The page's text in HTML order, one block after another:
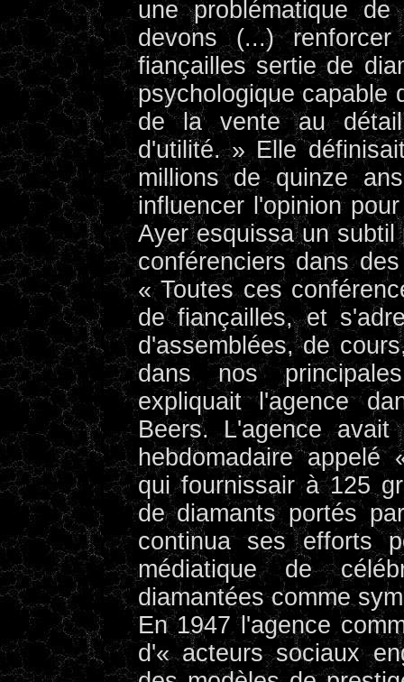
une problématique
devons (...)
fiançailles sertie de
psychologique capable
de la vente au
d'utilité. » Elle
millions de quinze
influencer l'opinion
Ayer esquissa un
conférenciers dans
« Toutes ces
de fiançailles, et
d'assemblées, de
dans nos
expliquait l'agence
Beers. L'agence
hebdomadaire appelé
qui fournissair à 125
de diamants portés
continua ses efforts
médiatique de
diamantées comme
En 1947 l'agence
d'« acteurs sociaux